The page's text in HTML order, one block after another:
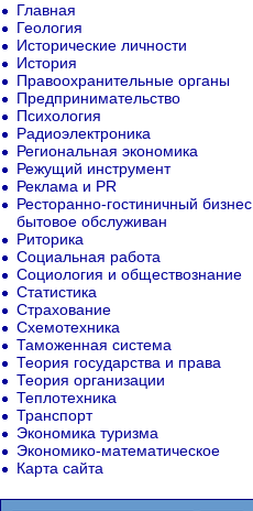
Главная
Геология
Исторические личности
История
Правоохранительные органы
Предпринимательство
Психология
Радиоэлектроника
Региональная экономика
Режущий инструмент
Реклама и PR
Ресторанно-гостиничный бизнес
бытовое обслуживан
Риторика
Социальная работа
Социология и обществознание
Статистика
Страхование
Схемотехника
Таможенная система
Теория государства и права
Теория организации
Теплотехника
Транспорт
Экономика туризма
Экономико-математическое
Карта сайта